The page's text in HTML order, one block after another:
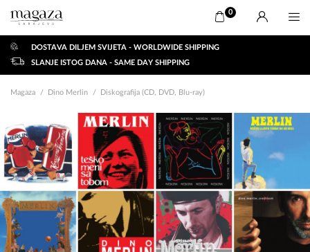
0
DOSTAVA DILJEM SVIJETA - WORLDWIDE SHIPPING
SLANJE ISTOG DANA - SAME DAY SHIPPING
Magaza Dino Merlin Diskografija (CD, DVD, Blu-ray)